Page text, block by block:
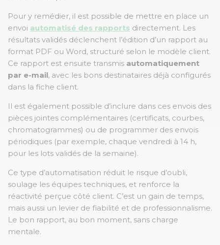
Pour y remédier, il est possible de mettre en place un
envoi automatisé des rapports directement. Les
résultats validés déclenchent l’édition d’un rapport au
format PDF ou Word, structuré selon le modèle client.
Ce rapport est ensuite transmis automatiquement
par e-mail, avec les bons destinataires déjà configurés
dans la fiche client.
Il est également possible d’inclure dans ces envois des
pièces jointes complémentaires (certificats, courbes,
chromatogrammes) ou de programmer des envois
périodiques (par exemple, chaque vendredi à 14 h,
pour les lots validés de la semaine).
Ce type d’automatisation réduit le risque d’oubli,
soulage les équipes techniques, et renforce la
réactivité perçue côté client. C’est un gain de temps,
mais aussi un levier de fiabilité et de professionnalisme.
Le bon rapport, au bon moment, sans charge
mentale.